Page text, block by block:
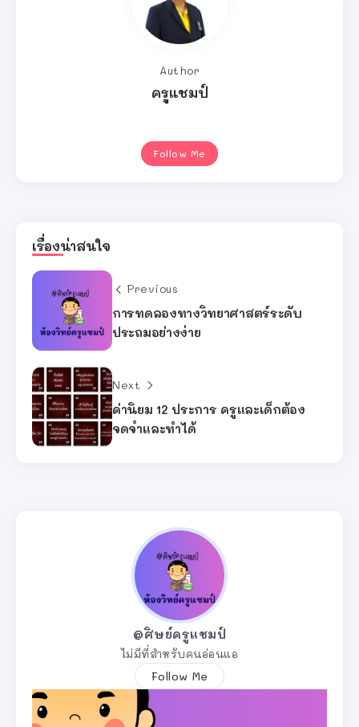
Author
ครูแชมป์
Follow Me
เรื่องน่าสนใจ
Previous
การทดลองทางวิทยาศาสตร์ระดับ
ประถมอย่างง่าย
Next
ค่านิยม 12 ประการ ครูและเด็กต้อง
จดจำและทำได้
@ศิษย์ครูแชมป์
ไม่มีที่สำหรับคนอ่อนแอ
Follow Me